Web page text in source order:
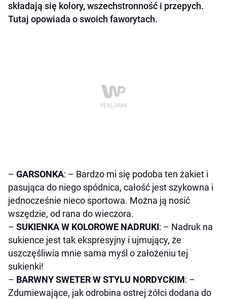
składają się kolory, wszechstronność i przepych.
Tutaj opowiada o swoich faworytach.
– GARSONKA: – Bardzo mi się podoba ten żakiet i
pasująca do niego spódnica, całość jest szykowna i
jednocześnie nieco sportowa. Można ją nosić
wszędzie, od rana do wieczora.
– SUKIENKA W KOLOROWE NADRUKI: – Nadruk na
sukience jest tak ekspresyjny i ujmujący, że
uszczęśliwia mnie sama myśl o założeniu tej
sukienki!
– BARWNY SWETER W STYLU NORDYCKIM: –
Zdumiewające, jak odrobina ostrej żółci dodana do